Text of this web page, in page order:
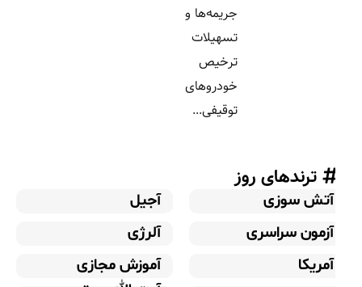
جریمه‌ها و
تسهیلات
ترخیص
خودروهای
توقیفی...
ترندهای روز
آتش سوزی
آجیل
آزمون سراسری
آلرژی
آمریکا
آموزش مجازی